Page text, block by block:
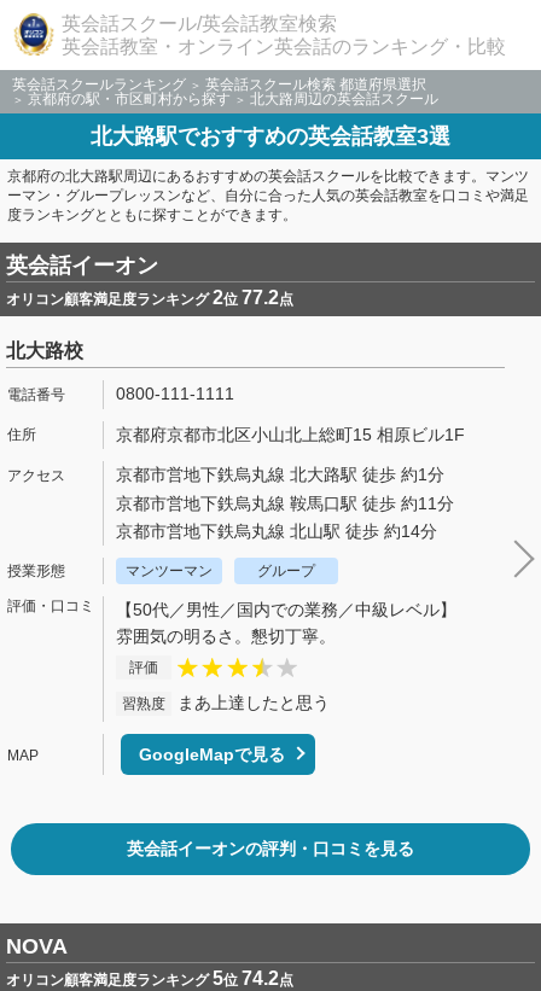
英会話スクール/英会話教室検索
英会話教室・オンライン英会話のランキング・比較
英会話スクールランキング
英会話スクール検索 都道府県選択
京都府の駅・市区町村から探す
北大路周辺の英会話スクール
北大路駅でおすすめの英会話教室3選
京都府の北大路駅周辺にあるおすすめの英会話スクールを比較できます。マンツ
ーマン・グループレッスンなど、自分に合った人気の英会話教室を口コミや満足
度ランキングとともに探すことができます。
英会話イーオン
オリコン顧客満足度ランキング2位 77.2点
北大路校
0800-111-1111
京都府京都市北区小山北上総町15 相原ビル1F
京都市営地下鉄烏丸線 北大路駅 徒歩 約1分
京都市営地下鉄烏丸線 鞍馬口駅 徒歩 約11分
京都市営地下鉄烏丸線 北山駅 徒歩 約14分
マンツーマン グループ
【50代／男性／国内での業務／中級レベル】
雰囲気の明るさ。懇切丁寧。
評価
習熟度 まあ上達したと思う
GoogleMapで見る
英会話イーオンの評判・口コミを見る
NOVA
オリコン顧客満足度ランキング5位 74.2点